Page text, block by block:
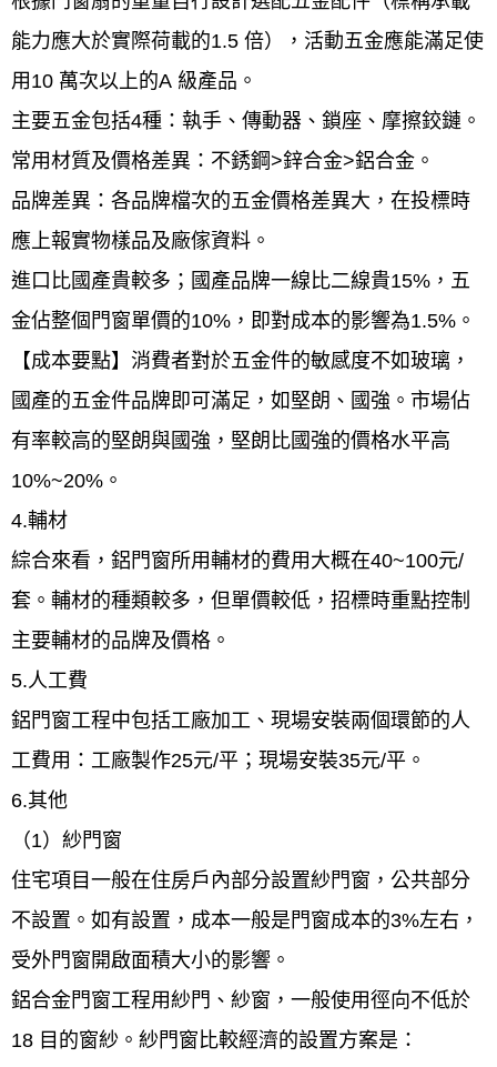
能力應大於實際荷載的1.5 倍），活動五金應能滿足使
用10 萬次以上的A 級產品。
主要五金包括4種：執手、傳動器、鎖座、摩擦鉸鏈。
常用材質及價格差異：不銹鋼>鋅合金>鋁合金。
品牌差異：各品牌檔次的五金價格差異大，在投標時
應上報實物樣品及廠傢資料。
進口比國產貴較多；國產品牌一線比二線貴15%，五
金佔整個門窗單價的10%，即對成本的影響為1.5%。
【成本要點】消費者對於五金件的敏感度不如玻璃，
國產的五金件品牌即可滿足，如堅朗、國強。市場佔
有率較高的堅朗與國強，堅朗比國強的價格水平高
10%~20%。
4.輔材
綜合來看，鋁門窗所用輔材的費用大概在40~100元/
套。輔材的種類較多，但單價較低，招標時重點控制
主要輔材的品牌及價格。
5.人工費
鋁門窗工程中包括工廠加工、現場安裝兩個環節的人
工費用：工廠製作25元/平；現場安裝35元/平。
6.其他
（1）紗門窗
住宅項目一般在住房戶內部分設置紗門窗，公共部分
不設置。如有設置，成本一般是門窗成本的3%左右，
受外門窗開啟面積大小的影響。
鋁合金門窗工程用紗門、紗窗，一般使用徑向不低於
18 目的窗紗。紗門窗比較經濟的設置方案是：